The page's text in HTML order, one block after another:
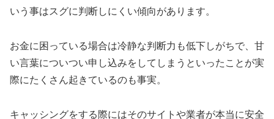
いう事はスグに判断しにくい傾向があります。
お金に困っている場合は冷静な判断力も低下しがちで、甘
い言葉についつい申し込みをしてしまうといったことが実
際にたくさん起きているのも事実。
キャッシングをする際にはそのサイトや業者が本当に安全